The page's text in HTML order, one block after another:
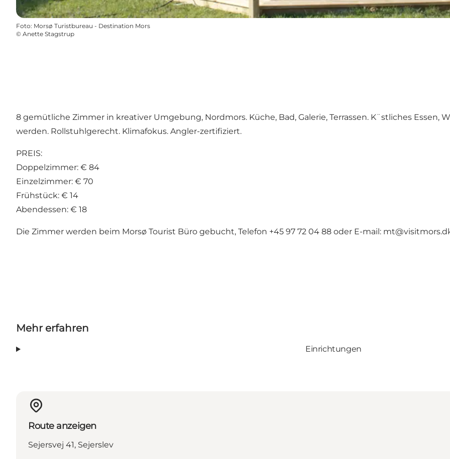
Foto: Morsø Turistbureau - Destination Mors
© Anette Stagstrup
8 gemütliche Zimmer in kreativer Umgebung, Nordmors. Küche, Bad, Galerie, Terrassen. K¨stliches Essen,
werden. Rollstuhlgerecht. Klimafokus. Angler-zertifiziert.
PREIS:
Doppelzimmer: € 84
Einzelzimmer: € 70
Frühstück: € 14
Abendessen: € 18
Die Zimmer werden beim Morsø Tourist Büro gebucht, Telefon +45 97 72 04 88 oder E-mail:
Mehr erfahren
Einrichtungen
Route anzeigen
Sejersvej 41, Sejerslev